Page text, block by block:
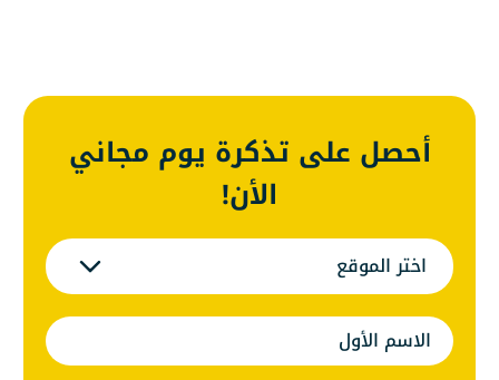
أحصل على تذكرة يوم مجاني
الأن!
اختر الموقع